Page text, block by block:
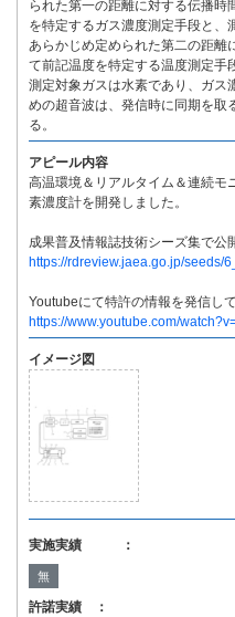
られた第一の距離に対する伝播
を特定するガス濃度測定手段と、
あらかじめ定められた第二の距離
て前記温度を特定する温度測定手
測定対象ガスは水素であり、ガス
めの超音波は、発信時に同期を取
る。
アピール内容
高温環境＆リアルタイム＆連続モ
素濃度計を開発しました。
成果普及情報誌技術シーズ集で公
https://rdreview.jaea.go.jp/seeds/
Youtubeにて特許の情報を発信して
https://www.youtube.com/
イメージ図
実施実績 ：
無
許諾実績 ：